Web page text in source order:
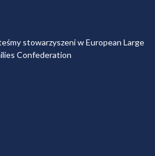
stowarzyszeni w European Large
Confederation